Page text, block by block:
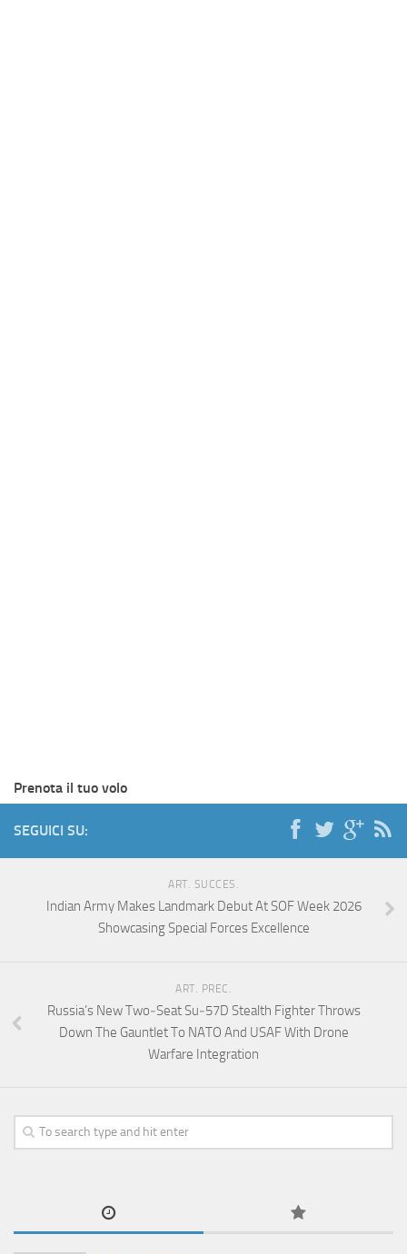
Prenota il tuo volo
SEGUICI SU:
ART. SUCCES.
Indian Army Makes Landmark Debut At SOF Week 2026
Showcasing Special Forces Excellence
ART. PREC.
Russia’s New Two‑Seat Su‑57D Stealth Fighter Throws
Down The Gauntlet To NATO And USAF With Drone
Warfare Integration